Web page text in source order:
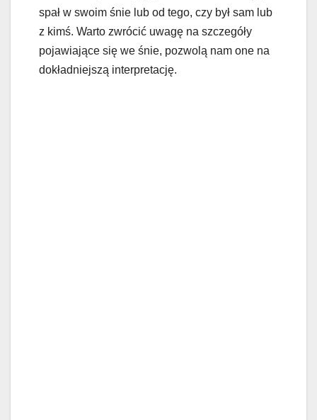
spał w swoim śnie lub od tego, czy był sam lub
z kimś. Warto zwrócić uwagę na szczegóły
pojawiające się we śnie, pozwolą nam one na
dokładniejszą interpretację.